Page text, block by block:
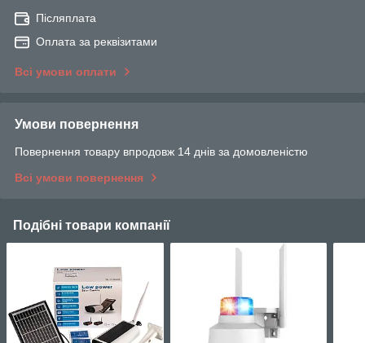
Післяплата
Оплата за реквізитами
Всі умови оплати
Умови повернення
Повернення товару впродовж 14 днів за домовленістю
Всі умови повернення
Подібні товари компанії